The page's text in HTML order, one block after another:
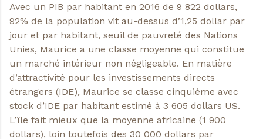
Avec un PIB par habitant en 2016 de 9 822 dollars,
92% de la population vit au-dessus d’1,25 dollar par
jour et par habitant, seuil de pauvreté des Nations
Unies, Maurice a une classe moyenne qui constitue
un marché intérieur non négligeable. En matière
d’attractivité pour les investissements directs
étrangers (IDE), Maurice se classe cinquième avec
stock d’IDE par habitant estimé à 3 605 dollars US.
L’île fait mieux que la moyenne africaine (1 900
dollars), loin toutefois des 30 000 dollars par